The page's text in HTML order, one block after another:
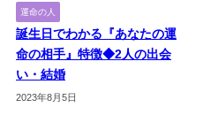
運命の人
誕生日でわかる『あなたの運
命の相手』特徴◆2人の出会
い・結婚
2023年8月5日